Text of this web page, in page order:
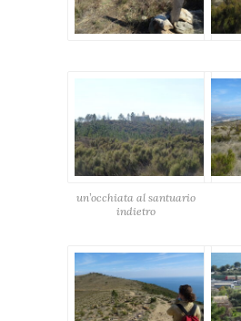
un’occhiata al santuario
indietro